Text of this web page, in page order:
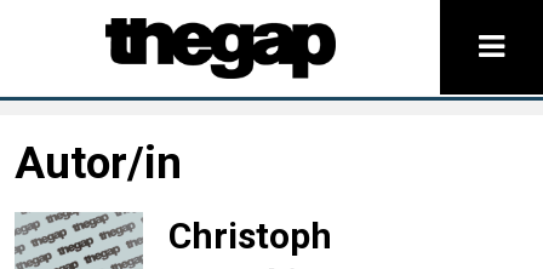
Autor/in
Christoph